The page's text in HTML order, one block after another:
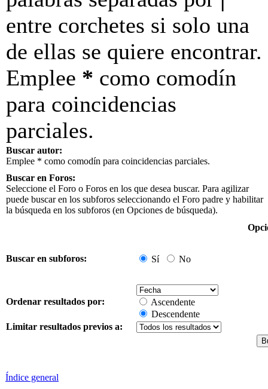
entre corchetes si solo una
de ellas se quiere encontrar.
Emplee * como comodín
para coincidencias
parciales.
Buscar autor:
Emplee * como comodín para coincidencias parciales.
Buscar en Foros:
Seleccione el Foro o Foros en los que desea buscar. Para agilizar
puede buscar en los subforos seleccionando el Foro padre y habilitar
la búsqueda en los subforos (en Opciones de búsqueda).
Buscar en subforos: Sí No
Ordenar resultados por:
Ascendente
Descendente
Limitar resultados previos a:
Índice general